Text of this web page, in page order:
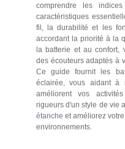
comprendre les
caractéristiques
fil, la durabilité et les
accordant la priorité à la
la batterie et au confort,
des écouteurs adaptés à
Ce guide fournit les
éclairée, vous aidant à
améliorent vos
rigueurs d'un style de vie
étanche et améliorez
environnements.